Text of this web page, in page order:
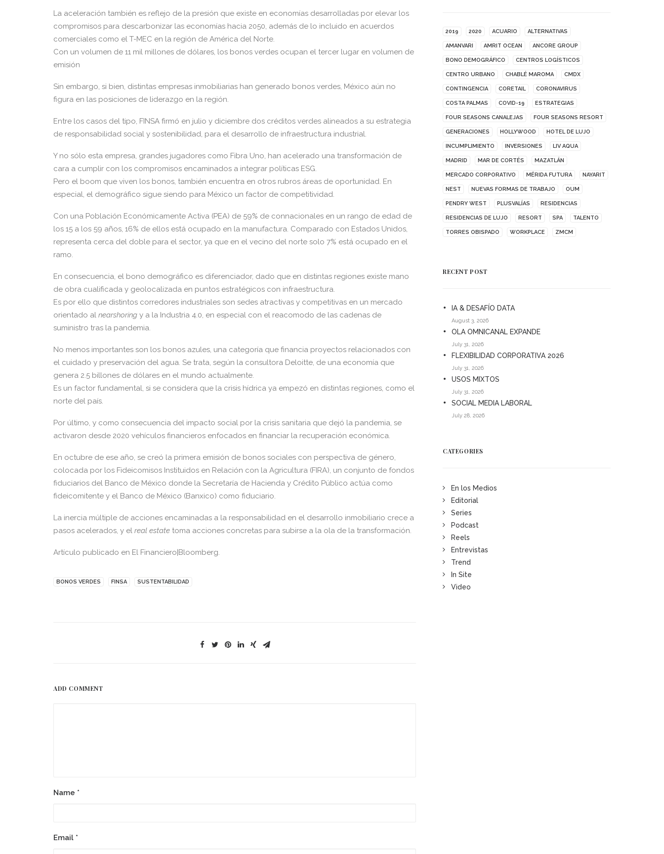
La aceleración también es reflejo de la presión que existe en economías desarrolladas por elevar los
compromisos para descarbonizar las economías hacia 2050, además de lo incluido en acuerdos
comerciales como el T-MEC en la región de América del Norte.
Con un volumen de 11 mil millones de dólares, los bonos verdes ocupan el tercer lugar en volumen de
emisión
Sin embargo, si bien, distintas empresas inmobiliarias han generado bonos verdes, México aún no
figura en las posiciones de liderazgo en la región.
Entre los casos del tipo, FINSA firmó en julio y diciembre dos créditos verdes alineados a su estrategia
de responsabilidad social y sostenibilidad, para el desarrollo de infraestructura industrial.
Y no sólo esta empresa, grandes jugadores como Fibra Uno, han acelerado una transformación de
cara a cumplir con los compromisos encaminados a integrar políticas ESG.
Pero el boom que viven los bonos, también encuentra en otros rubros áreas de oportunidad. En
especial, el demográfico sigue siendo para México un factor de competitividad.
Con una Población Económicamente Activa (PEA) de 59% de connacionales en un rango de edad de
los 15 a los 59 años, 16% de ellos está ocupado en la manufactura. Comparado con Estados Unidos,
representa cerca del doble para el sector, ya que en el vecino del norte solo 7% está ocupado en el
ramo.
En consecuencia, el bono demográfico es diferenciador, dado que en distintas regiones existe mano
de obra cualificada y geolocalizada en puntos estratégicos con infraestructura.
Es por ello que distintos corredores industriales son sedes atractivas y competitivas en un mercado
orientado al nearshoring y a la Industria 4.0, en especial con el reacomodo de las cadenas de
suministro tras la pandemia.
No menos importantes son los bonos azules, una categoría que financia proyectos relacionados con
el cuidado y preservación del agua. Se trata, según la consultora Deloitte, de una economía que
genera 2.5 billones de dólares en el mundo actualmente.
Es un factor fundamental, si se considera que la crisis hídrica ya empezó en distintas regiones, como el
norte del país.
Por último, y como consecuencia del impacto social por la crisis sanitaria que dejó la pandemia, se
activaron desde 2020 vehículos financieros enfocados en financiar la recuperación económica.
En octubre de ese año, se creó la primera emisión de bonos sociales con perspectiva de género,
colocada por los Fideicomisos Instituidos en Relación con la Agricultura (FIRA), un conjunto de fondos
fiduciarios del Banco de México donde la Secretaría de Hacienda y Crédito Público actúa como
fideicomitente y el Banco de México (Banxico) como fiduciario.
La inercia múltiple de acciones encaminadas a la responsabilidad en el desarrollo inmobiliario crece a
pasos acelerados, y el real estate toma acciones concretas para subirse a la ola de la transformación.
Artículo publicado en El Financiero|Bloomberg.
BONOS VERDES FINSA SUSTENTABILIDAD
ADD COMMENT
Name *
Email *
2019 2020 ACUARIO ALTERNATIVAS
AMANVARI AMRIT OCEAN ANCORE GROUP
BONO DEMOGRÁFICO CENTROS LOGÍSTICOS
CENTRO URBANO CHABLÉ MAROMA CMDX
CONTINGENCIA CORETAIL CORONAVIRUS
COSTA PALMAS COVID-19 ESTRATEGIAS
FOUR SEASONS CANALEJAS FOUR SEASONS RESORT
GENERACIONES HOLLYWOOD HOTEL DE LUJO
INCUMPLIMIENTO INVERSIONES LIV AQUA
MADRID MAR DE CORTÉS MAZATLÁN
MERCADO CORPORATIVO MÉRIDA FUTURA NAYARIT
NEST NUEVAS FORMAS DE TRABAJO OUM
PENDRY WEST PLUSVALÍAS RESIDENCIAS
RESIDENCIAS DE LUJO RESORT SPA TALENTO
TORRES OBISPADO WORKPLACE ZMCM
RECENT POST
IA & DESAFÍO DATA
August 3, 2026
OLA OMNICANAL EXPANDE
July 31, 2026
FLEXIBILIDAD CORPORATIVA 2026
July 31, 2026
USOS MIXTOS
July 31, 2026
SOCIAL MEDIA LABORAL
July 28, 2026
CATEGORIES
En los Medios
Editorial
Series
Podcast
Reels
Entrevistas
Trend
In Site
Video